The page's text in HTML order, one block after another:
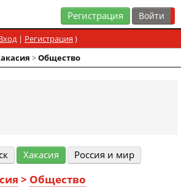
Регистрация
| Регистрация )
>Общество
Хакасия Россия и мир
> Общество